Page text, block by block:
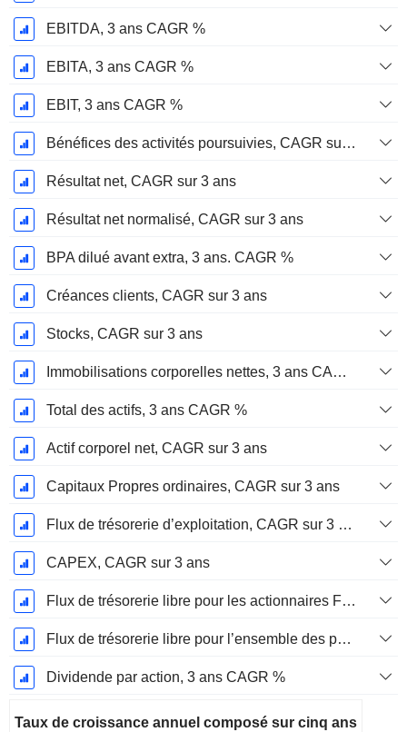
EBITDA, 3 ans CAGR %
EBITA, 3 ans CAGR %
EBIT, 3 ans CAGR %
Bénéfices des activités poursuivies, CAGR sur 3 ans
Résultat net, CAGR sur 3 ans
Résultat net normalisé, CAGR sur 3 ans
BPA dilué avant extra, 3 ans. CAGR %
Créances clients, CAGR sur 3 ans
Stocks, CAGR sur 3 ans
Immobilisations corporelles nettes, 3 ans CAGR %
Total des actifs, 3 ans CAGR %
Actif corporel net, CAGR sur 3 ans
Capitaux Propres ordinaires, CAGR sur 3 ans
Flux de trésorerie d’exploitation, CAGR sur 3 ans
CAPEX, CAGR sur 3 ans
Flux de trésorerie libre pour les actionnaires FCFE, CAGR sur 3 ans
Flux de trésorerie libre pour l’ensemble des pourvoyeurs de fonds (créanciers et actionnaires) FCFF, CAGR sur 3 ans
Dividende par action, 3 ans CAGR %
Taux de croissance annuel composé sur cinq ans